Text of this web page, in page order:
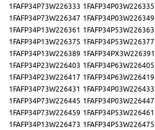
1FAFP34P73W226333 1FAFP34P03W226335
1FAFP34P73W226347 1FAFP34P03W226349
1FAFP34P13W226361 1FAFP34P53W226363
1FAFP34P13W226375 1FAFP34P53W226377
1FAFP34P13W226389 1FAFP34PX3W226391
1FAFP34P23W226403 1FAFP34P63W226405
1FAFP34P23W226417 1FAFP34P63W226419
1FAFP34P73W226431 1FAFP34P03W226433
1FAFP34P73W226445 1FAFP34P03W226447
1FAFP34P73W226459 1FAFP34P53W226461
1FAFP34P13W226473 1FAFP34P53W226475